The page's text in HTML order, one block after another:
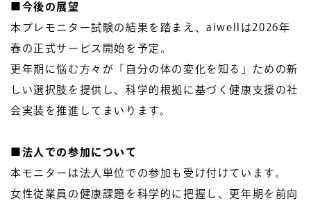
■今後の展望
本プレモニター試験の結果を踏まえ、aiwellは2026年
春の正式サービス開始を予定。
更年期に悩む方々が「自分の体の変化を知る」ための新
しい選択肢を提供し、科学的根拠に基づく健康支援の社
会実装を推進してまいります。
■法人での参加について
本モニターは法人単位での参加も受け付けています。
女性従業員の健康課題を科学的に把握し、更年期を前向